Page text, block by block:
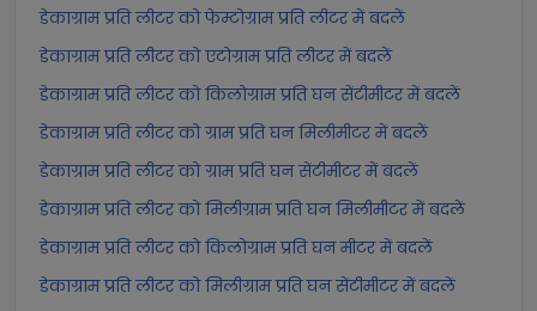
डेकाग्राम प्रति लीटर को फेम्टोग्राम प्रति लीटर में बदलें
डेकाग्राम प्रति लीटर को एटोग्राम प्रति लीटर में बदलें
डेकाग्राम प्रति लीटर को किलोग्राम प्रति घन सेंटीमीटर में बदलें
डेकाग्राम प्रति लीटर को ग्राम प्रति घन मिलीमीटर में बदलें
डेकाग्राम प्रति लीटर को ग्राम प्रति घन सेंटीमीटर में बदलें
डेकाग्राम प्रति लीटर को मिलीग्राम प्रति घन मिलीमीटर में बदलें
डेकाग्राम प्रति लीटर को किलोग्राम प्रति घन मीटर में बदलें
डेकाग्राम प्रति लीटर को मिलीग्राम प्रति घन सेंटीमीटर में बदलें